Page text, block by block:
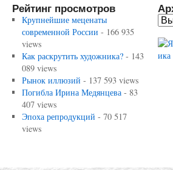
Рейтинг просмотров
Крупнейшие меценаты
современной России - 166 935
views
Как раскрутить художника?- 143
089 views
Рынок иллюзий - 137 593 views
Погибла Ирина Медянцева- 83
407 views
Эпоха репродукций - 70 517
views